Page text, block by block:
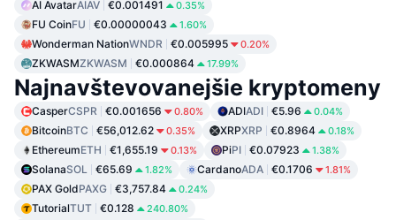
AI AvatarAIAV €0.001491 0.35%
FU CoinFU €0.00000043 1.60%
Wonderman NationWNDR €0.005995 0.20%
ZKWASMZKWASM €0.000864 17.99%
Najnavštevovanejšie kryptomeny
CasperCSPR €0.001656 0.80% ADIADI €5.96 0.04%
BitcoinBTC €56,012.62 0.35% XRPXRP €0.8964 0.18%
EthereumETH €1,655.19 0.13% PiPI €0.07923 1.38%
SolanaSOL €65.69 1.82% CardanoADA €0.1706 1.81%
PAX GoldPAXG €3,757.84 0.24%
TutorialTUT €0.128 240.80%